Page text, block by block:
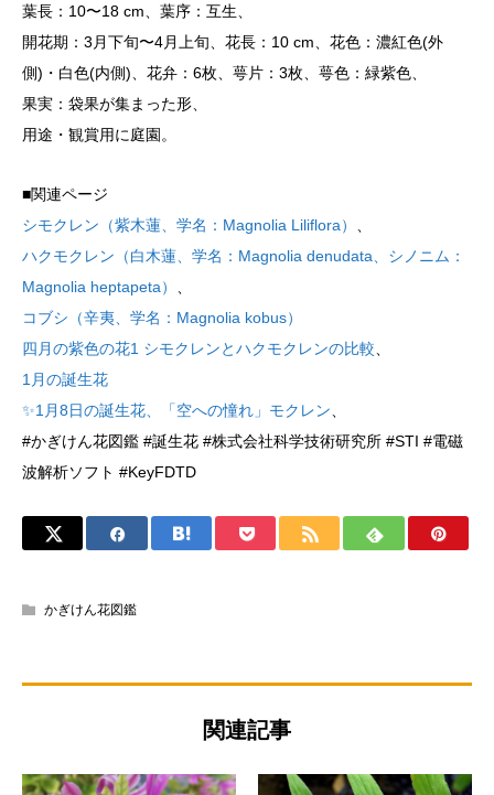
葉長：10〜18 cm、葉序：互生、
開花期：3月下旬〜4月上旬、花長：10 cm、花色：濃紅色(外
側)・白色(内側)、花弁：6枚、萼片：3枚、萼色：緑紫色、
果実：袋果が集まった形、
用途・観賞用に庭園。
■関連ページ
シモクレン（紫木蓮、学名：Magnolia Liliflora）
ハクモクレン（白木蓮、学名：Magnolia denudata、シノニム：
Magnolia heptapeta）
コブシ（辛夷、学名：Magnolia kobus）
四月の紫色の花1 シモクレンとハクモクレンの比較
1月の誕生花
✨1月8日の誕生花、「空への憧れ」モクレン
#かぎけん花図鑑 #誕生花 #株式会社科学技術研究所 #STI #電磁
波解析ソフト #KeyFDTD
かぎけん花図鑑
関連記事